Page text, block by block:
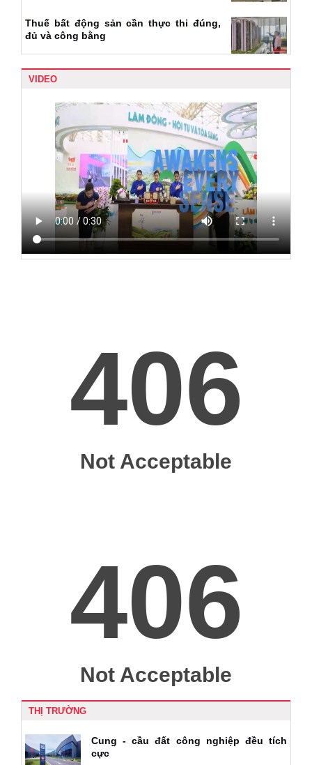
Thuế bất động sản cần thực thi đúng,
đủ và công bằng
VIDEO
THỊ TRƯỜNG
Cung - cầu đất công nghiệp đều tích
cực